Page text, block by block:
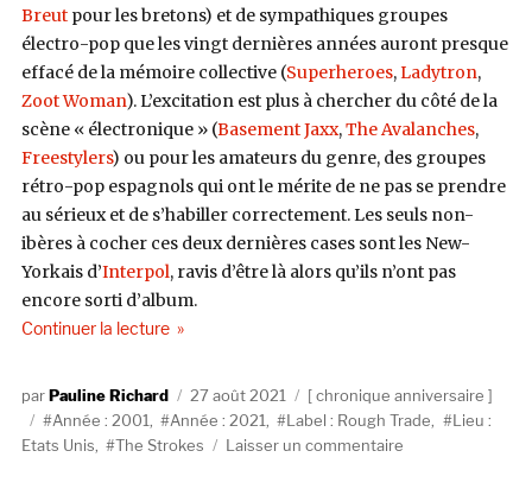
Breutpour les bretons) et de sympathiques groupes
électro-pop que les vingt dernières années auront presque
effacé de la mémoire collective (Superheroes,Ladytron,
Zoot Woman). L’excitation est plus à chercher du côté de la
scène « électronique » (Basement Jaxx,The Avalanches,
Freestylers) ou pour les amateurs du genre, des groupes
rétro-pop espagnols qui ont le mérite de ne pas se prendre
au sérieux et de s’habiller correctement. Les seuls non-
ibères à cocher ces deux dernières cases sont les New-
Yorkais d’Interpol, ravis d’être là alors qu’ils n’ont pas
encore sorti d’album.
Continuer la lecturede « The Strokes, Is This It (Rough Trade, 2001)
AuteurPauline Richard
Publié
le
27 août 2021 Catégories
chronique anniversaire
Étiquettes
Année : 2001, Année : 2021, Label : Rough Trade,
Lieu :
Etats Unis, The Strokes Laisser un commentaire